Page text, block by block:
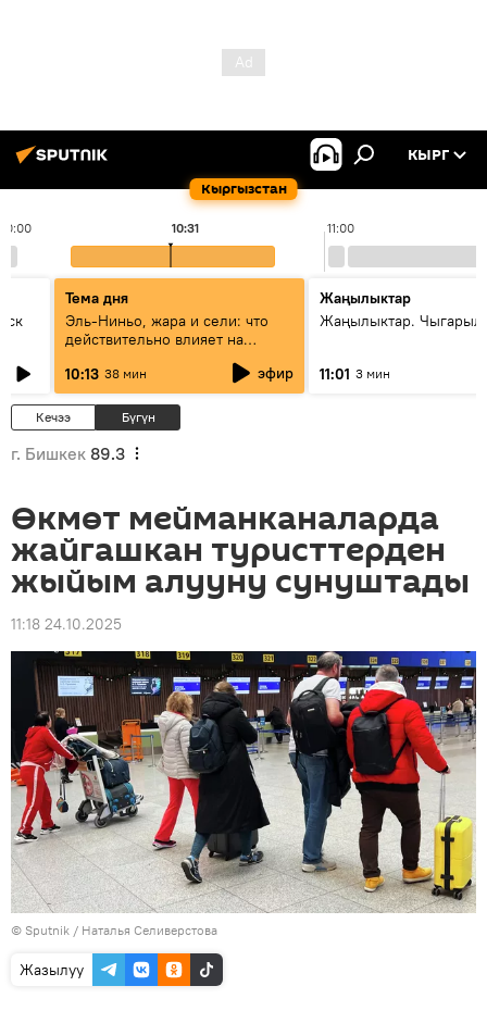
Кыргызстан
КЫРГ
10:00 11:00
10:31
Тема дня
Эль-Ниньо, жара и сели: что
действительно влияет на
10:13 38 мин эфир
Жаңылыктар
Жаңылыктар.
11:01 3 мин
Кечээ Бүгүн
г. Бишкек 89.3
Өкмөт мейманканаларда
жайгашкан туристтерден
жыйым алууну сунуштады
11:18 24.10.2025
© Sputnik / Наталья Селиверстова
Жазылуу